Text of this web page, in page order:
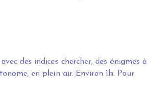
des indices chercher, des énigmes à
en plein air. Environ 1h. Pour